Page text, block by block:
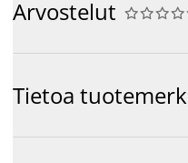
Arvostelut 




Tietoa